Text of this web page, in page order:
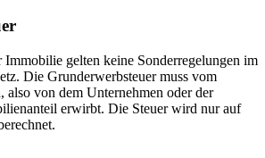
gelten keine Sonderregelungen im
Die Grunderwerbsteuer muss vom
also von dem Unternehmen oder der
erwirbt. Die Steuer wird nur auf